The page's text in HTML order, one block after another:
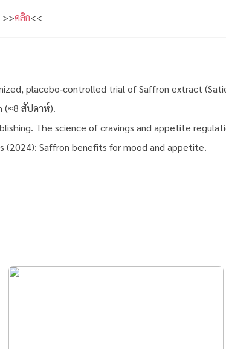
>>คลิก<<
placebo‑controlled trial of Saffron extract
(≈8 สัปดาห์).
The science of cravings and appetite
(2024): Saffron benefits for mood and appetite.